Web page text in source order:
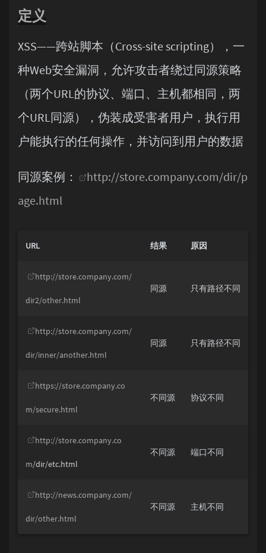
定义
XSS——跨站脚本（Cross-site scripting），一
种Web安全漏洞，允许攻击者绕过同源策略
（两个URL的协议、端口、主机都相同，两
个URL同源），伪装成受害者用户，执行用
户能执行的任何操作，并访问到用户的数据
同源案例：
http://store.company.com/dir/p
age.html
URL 结果 原因
http://store.company.com/
dir2/other.html
同源 只有路径不同
http://store.company.com/
dir/inner/another.html
同源 只有路径不同
https://store.company.co
m/secure.html
不同源 协议不同
http://store.company.co
m/dir/etc.html
不同源 端口不同
http://news.company.com/
dir/other.html
不同源 主机不同